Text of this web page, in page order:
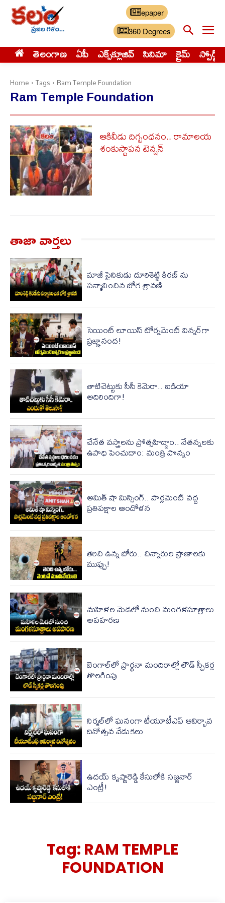
epaper
360 Degrees
తెలంగాణ ఏపీ ఎక్స్‌క్లూజివ్‌ సినిమా క్రైమ్ స్పోర్ట్స్
Home Tags Ram Temple Foundation
Ram Temple Foundation
ఆకివీడు దిగ్బంధనం.. రామాలయ
శంకుస్థాపన టెన్షన్
తాజా వార్త‌లు
మాజీ సైనికుడు దూరిశెట్టి కిరణ్ ను
సన్మానించిన బోగ శ్రావణి
సెయింట్ లూయిస్ టోర్న‌మెంట్ విన్న‌ర్‌గా
ప్రజ్ఞానంద!
తాటిచెట్టుకు సీసీ కెమెరా.. ఐడియా
అదిరిందిగా!
చేనేత వస్త్రాలను ప్రోత్సహిద్దాం.. నేతన్నలకు
ఉపాధి పెంచుదాం: మంత్రి పొన్నం
అమిత్ షా మిస్సింగ్‌.. పార్ల‌మెంట్ వ‌ద్ద‌
ప్ర‌తిప‌క్షాల ఆందోళ‌న‌
తెరిచి ఉన్న బోరు.. చిన్నారుల ప్రాణాలకు
ముప్పు!
మహిళల మెడలో‌ నుంచి మంగళసూత్రాలు
అపహరణ
బెంగాల్‌లో ప్రార్థ‌నా మందిరాల్లో లౌడ్ స్పీక‌ర్ల
తొల‌గింపు
నిర్మల్‌‌లో ఘనంగా టీయూటీఎఫ్ ఆవిర్భావ
దినోత్సవ వేడుకలు
ఉద‌య్ కృష్ణారెడ్డి కేసులోకి స‌జ్జ‌నార్
ఎంట్రీ!
Tag: RAM TEMPLE
FOUNDATION